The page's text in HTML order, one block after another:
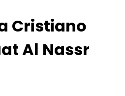
Cristiano
Al Nassr